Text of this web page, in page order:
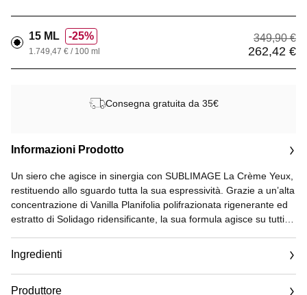
15 ML 25% 349,90 €
262,42 €
1.749,47 € / 100 ml
Consegna gratuita da 35€
Informazioni Prodotto
Un siero che agisce in sinergia con SUBLIMAGE La Crème Yeux,
restituendo allo sguardo tutta la sua espressività. Grazie a un’alta
concentrazione di Vanilla Planifolia polifrazionata rigenerante ed
estratto di Solidago ridensificante, la sua formula agisce su tutti i
contorno occhi. SUBLIMAGE Le Sérum Yeux rafforza lo sguardo:
ciglia e sopracciglia sono ridensificate. Rassoda le palpebre e il
contorno occhi, leviga rughe e rughette, riduce borse e occhiaie.
Lo sguardo è più luminoso e più disteso. Ridefinito, colpisce
Ingredienti
Produttore